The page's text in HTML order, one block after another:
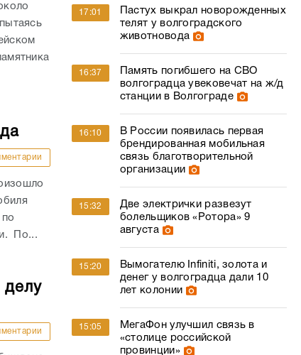
По...
делу
17:01
Пастух выкрал новорожденных
телят у волгоградского
животновода
16:37
Память погибшего на СВО
волгоградца увековечат на ж/д
станции в Волгограде
16:10
В России появилась первая
брендированная мобильная
связь благотворительной
организации
15:32
Две электрички развезут
болельщиков «Ротора» 9
августа
15:20
Вымогателю Infiniti, золота и
денег у волгоградца дали 10
лет колонии
15:05
МегаФон улучшил связь в
«столице российской
провинции»